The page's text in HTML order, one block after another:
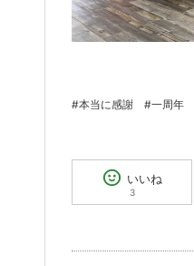
#本当に感謝 #一周年
いいね
3